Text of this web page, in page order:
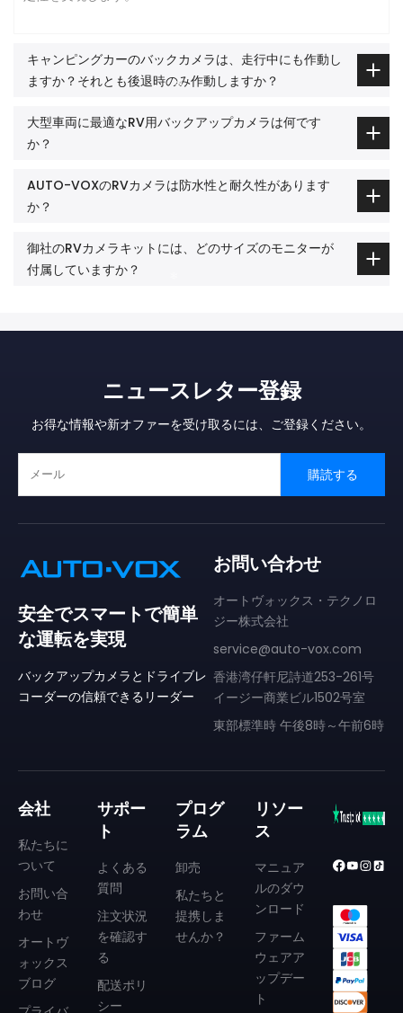
キャンピングカーのバックカメラは、走行中にも作動し
ますか？それとも後退時のみ作動しますか？
大型車両に最適なRV用バックアップカメラは何です
か？
AUTO-VOXのRVカメラは防水性と耐久性があります
か？
御社のRVカメラキットには、どのサイズのモニターが
付属していますか？
ニュースレター登録
お得な情報や新オファーを受け取るには、ご登録ください。
購読する
安全でスマートで簡単
な運転を実現
バックアップカメラとドライブレ
コーダーの信頼できるリーダー
お問い合わせ
オートヴォックス・テクノロ
ジー株式会社
service@auto-vox.com
香港湾仔軒尼詩道253-261号
イージー商業ビル1502号室
東部標準時 午後8時～午前6時
会社
私たちに
ついて
お問い合
わせ
オートヴ
ォックス
ブログ
サポー
ト
よくある
質問
注文状況
を確認す
る
配送ポリ
シー
プログ
ラム
卸売
私たちと
提携しま
せんか？
リソー
ス
マニュア
ルのダウ
ンロード
ファーム
ウェアア
ップデー
ト
❄